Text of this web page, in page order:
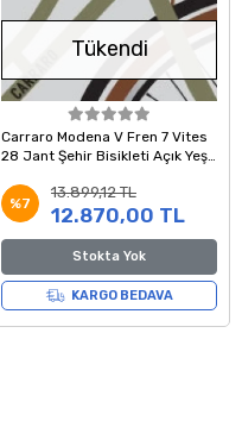
Tükendi
Carraro Modena V Fren 7 Vites
28 Jant Şehir Bisikleti Açık Yeşil
%7
13.899,12 TL
12.870,00 TL
Stokta Yok
KARGO BEDAVA